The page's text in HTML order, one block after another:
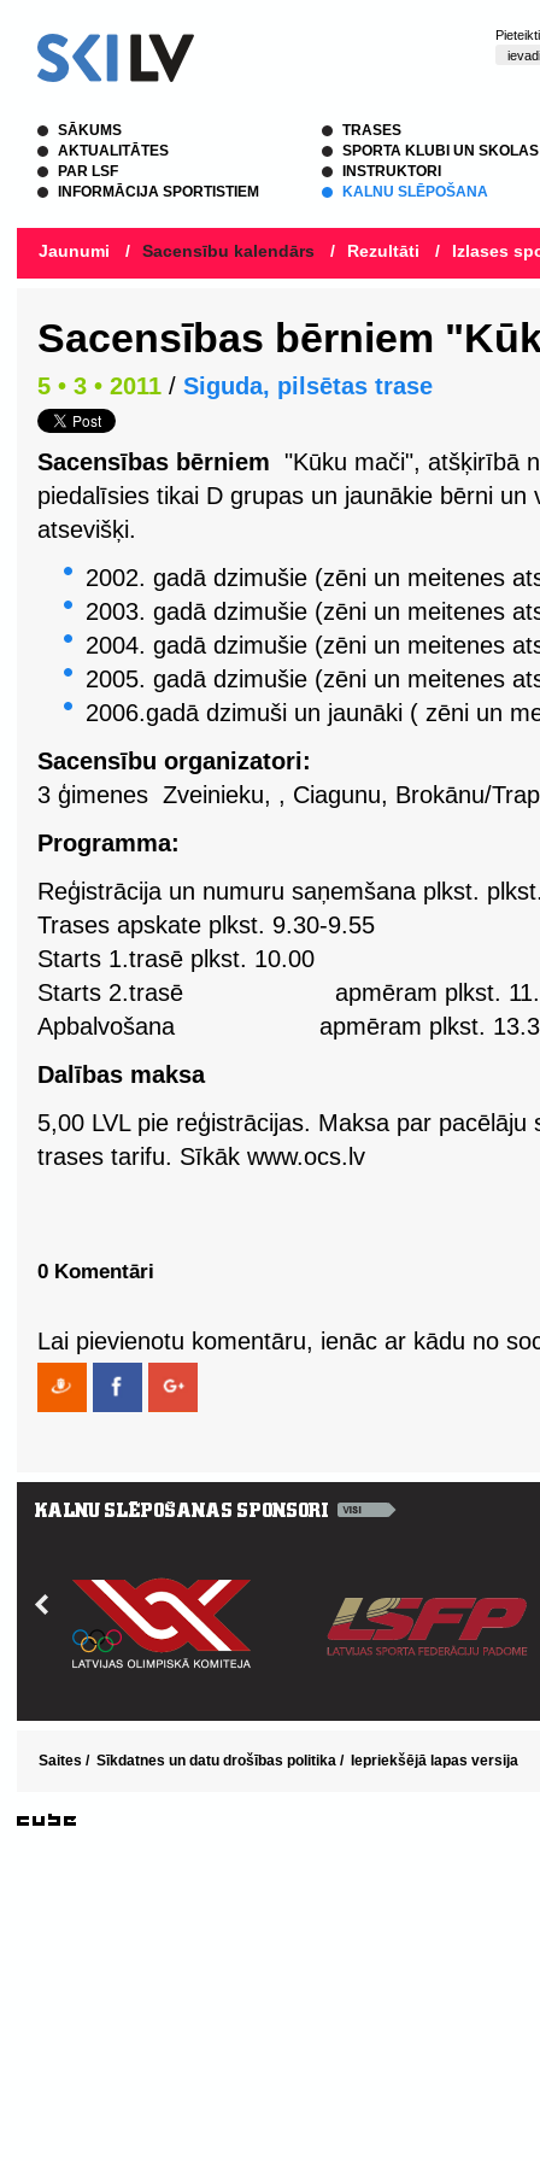
SĀKUMS
AKTUALITĀTES
PAR LSF
INFORMĀCIJA SPORTISTIEM
TRASES
SPORTA KLUBI UN SKOLAS
INSTRUKTORI
KALNU SLĒPOŠANA
Jaunumi / Sacensību kalendārs / Rezultāti / Izlases
Sacensības bērniem
5 • 3 • 2011 / Siguda, pilsētas trase
Sacensības bērniem "Kūku mači", atšķirībā
piedalīsies tikai D grupas un jaunākie bērni
atsevišķi.
2002. gadā dzimušie (zēni un meitenes
2003. gadā dzimušie (zēni un meitenes
2004. gadā dzimušie (zēni un meitenes
2005. gadā dzimušie (zēni un meitenes
2006.gadā dzimuši un jaunāki ( zēni un
Sacensību organizatori:
3 ģimenes Zveinieku, , Ciagunu, Brokānu/
Programma:
Reģistrācija un numuru saņemšana plkst.
Trases apskate plkst. 9.30-9.55
Starts 1.trasē plkst. 10.00
Starts 2.trasē apmēram plkst.
Apbalvošana apmēram plkst.
Dalības maksa
5,00 LVL pie reģistrācijas. Maksa par pacēlāju
trases tarifu. Sīkāk www.ocs.lv
0 Komentāri
Lai pievienotu komentāru, ienāc ar kādu no
Saites / Sīkdatnes un datu drošības politika / Iepriekšējā lapas versija